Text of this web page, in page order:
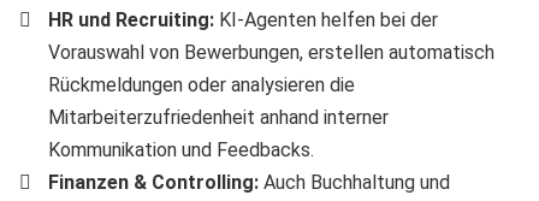
HR und Recruiting: KI-Agenten helfen bei der
Vorauswahl von Bewerbungen, erstellen automatisch
Rückmeldungen oder analysieren die
Mitarbeiterzufriedenheit anhand interner
Kommunikation und Feedbacks.
Finanzen & Controlling: Auch Buchhaltung und